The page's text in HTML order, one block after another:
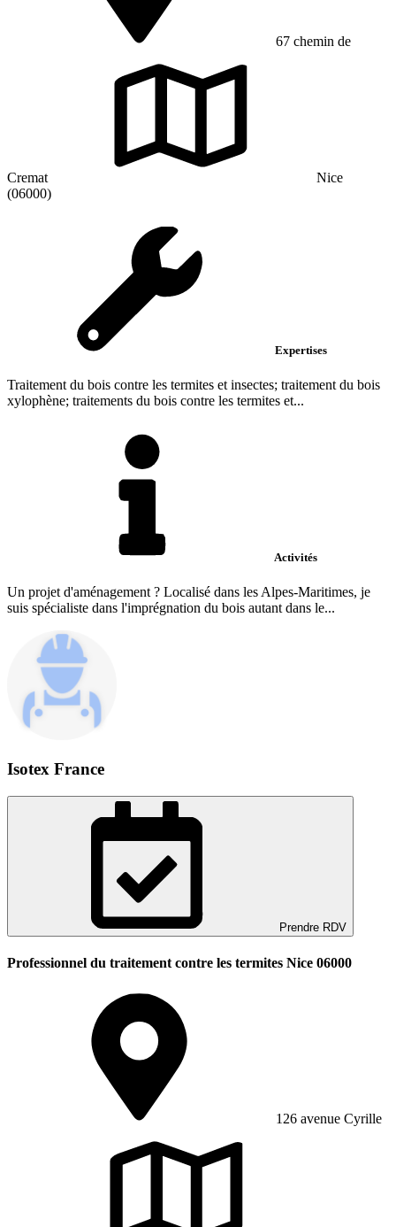
67 chemin de
Cremat
Nice
(06000)
Expertises
Traitement du bois contre les termites et insectes; traitement du bois
xylophène; traitements du bois contre les termites et...
Activités
Un projet d'aménagement ? Localisé dans les Alpes-Maritimes, je
suis spécialiste dans l'imprégnation du bois autant dans le...
Isotex France
Prendre RDV
Professionnel du traitement contre les termites Nice 06000
126 avenue Cyrille